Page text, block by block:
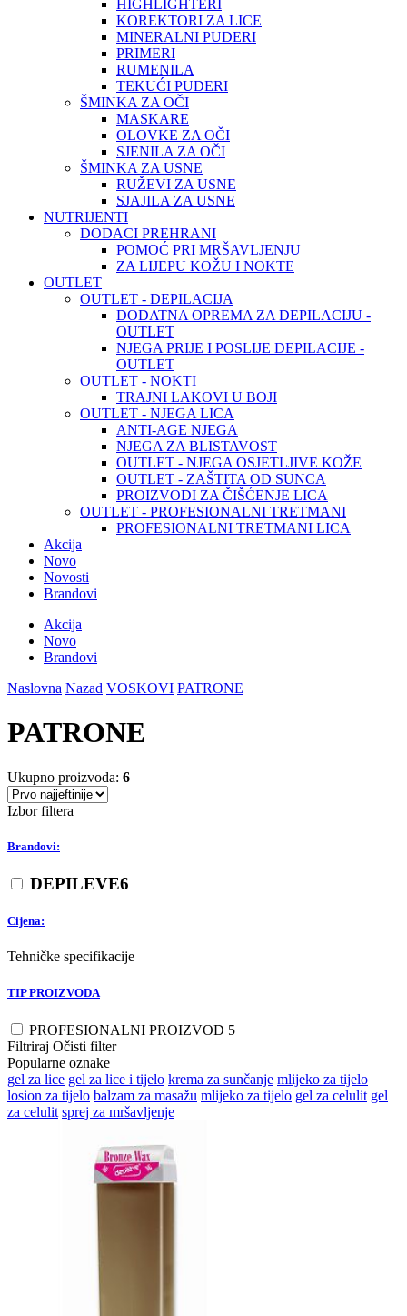
HIGHLIGHTERI
KOREKTORI ZA LICE
MINERALNI PUDERI
PRIMERI
RUMENILA
TEKUĆI PUDERI
ŠMINKA ZA OČI
MASKARE
OLOVKE ZA OČI
SJENILA ZA OČI
ŠMINKA ZA USNE
RUŽEVI ZA USNE
SJAJILA ZA USNE
NUTRIJENTI
DODACI PREHRANI
POMOĆ PRI MRŠAVLJENJU
ZA LIJEPU KOŽU I NOKTE
OUTLET
OUTLET - DEPILACIJA
DODATNA OPREMA ZA DEPILACIJU -
OUTLET
NJEGA PRIJE I POSLIJE DEPILACIJE -
OUTLET
OUTLET - NOKTI
TRAJNI LAKOVI U BOJI
OUTLET - NJEGA LICA
ANTI-AGE NJEGA
NJEGA ZA BLISTAVOST
OUTLET - NJEGA OSJETLJIVE KOŽE
OUTLET - ZAŠTITA OD SUNCA
PROIZVODI ZA ČIŠĆENJE LICA
OUTLET - PROFESIONALNI TRETMANI
PROFESIONALNI TRETMANI LICA
Akcija
Novo
Novosti
Brandovi
Akcija
Novo
Brandovi
Naslovna Nazad VOSKOVI PATRONE
PATRONE
Ukupno proizvoda: 6
Izbor filtera
Brandovi:
DEPILEVE6
Cijena:
Tehničke specifikacije
TIP PROIZVODA
PROFESIONALNI PROIZVOD 5
Filtriraj Očisti filter
Popularne oznake
gel za lice gel za lice i tijelo krema za sunčanje mlijeko za tijelo
losion za tijelo balzam za masažu mlijeko za tijelo gel za celulit gel
za celulit sprej za mršavljenje